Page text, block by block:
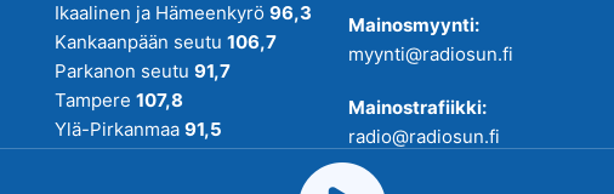
Ikaalinen ja Hämeenkyrö 96,3
Kankaanpään seutu 106,7
Parkanon seutu 91,7
Tampere 107,8
Ylä-Pirkanmaa 91,5
Pirmedioita.
Mainosmyynti:
myynti@radiosun.fi
Mainostrafiikki:
radio@radiosun.fi